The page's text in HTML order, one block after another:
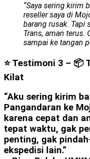
“Saya sering kirim
reseller saya di
barang rusak. Tapi
Trans, aman terus.
sampai ke tangan
⭐ Testimoni 3 – 📦
Kilat
“Aku sering kirim
Pangandaran ke
karena cepat dan
tepat waktu, gak
penting, gak
ekspedisi lain.”